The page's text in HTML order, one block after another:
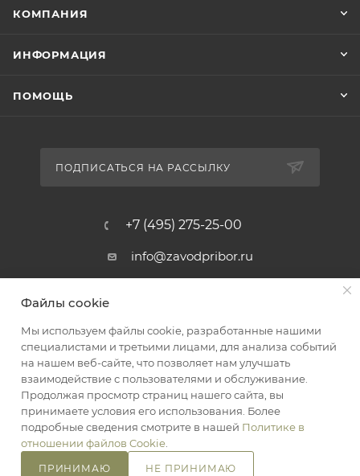
КОМПАНИЯ
ИНФОРМАЦИЯ
ПОМОЩЬ
ПОДПИСАТЬСЯ НА РАССЫЛКУ
+7 (495) 275-25-00
info@zavodpribor.ru
2016-2026 © ЗаводПрибор - Измерительные приборы
Оферта
Конфиденциальность
Файлы cookie
Мы используем файлы cookie, разработанные нашими
специалистами и третьими лицами, для анализа событий
на нашем веб-сайте, что позволяет нам улучшать
взаимодействие с пользователями и обслуживание.
Продолжая просмотр страниц нашего сайта, вы
принимаете условия его использования. Более
подробные сведения смотрите в нашей Политике в
отношении файлов Cookie
ПРИНИМАЮ НЕ ПРИНИМАЮ